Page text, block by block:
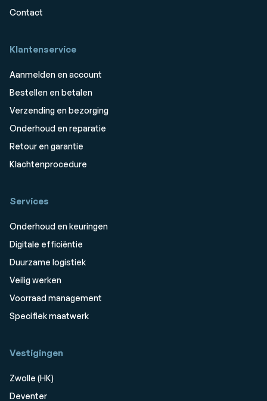
Contact
Klantenservice
Aanmelden en account
Bestellen en betalen
Verzending en bezorging
Onderhoud en reparatie
Retour en garantie
Klachtenprocedure
Services
Onderhoud en keuringen
Digitale efficiëntie
Duurzame logistiek
Veilig werken
Voorraad management
Specifiek maatwerk
Vestigingen
Zwolle (HK)
Deventer